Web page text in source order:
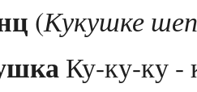
(Кукушке
Ку-ку-ку